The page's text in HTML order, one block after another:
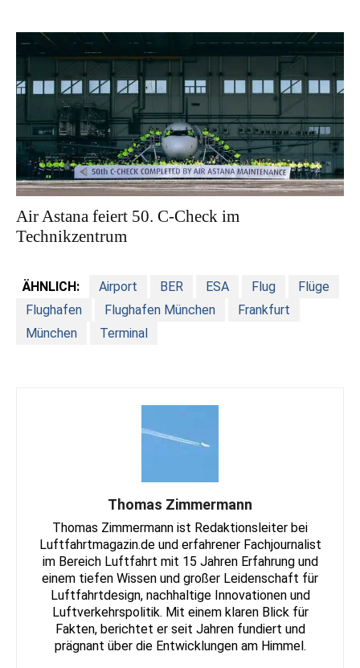
Air Astana feiert 50. C-Check im
Technikzentrum
ÄHNLICH: Airport BER ESA Flug
Flüge
Flughafen
Flughafen München
Frankfurt
München
Terminal
Thomas Zimmermann
Thomas Zimmermann ist Redaktionsleiter bei
Luftfahrtmagazin.de und erfahrener Fachjournalist
im Bereich Luftfahrt mit 15 Jahren Erfahrung und
einem tiefen Wissen und großer Leidenschaft für
Luftfahrtdesign, nachhaltige Innovationen und
Luftverkehrspolitik. Mit einem klaren Blick für
Fakten, berichtet er seit Jahren fundiert und
prägnant über die Entwicklungen am Himmel.